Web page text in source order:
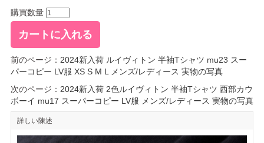
購買数量
前のページ： 2024新入荷 ルイヴィトン 半袖Tシャツ mu23 スー
パーコピー LV服 XS S M L メンズ/レディース 実物の写真
次のページ： 2024新入荷 2色ルイヴィトン 半袖Tシャツ 西部カウ
ボーイ mu17 スーパーコピー LV服 メンズ/レディース 実物の写真
詳しい陳述